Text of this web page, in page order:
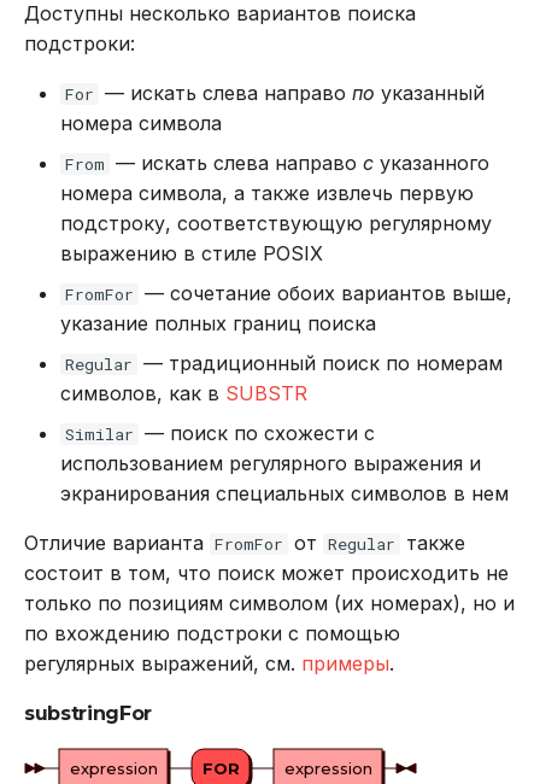
в Oracle Weblogic
Использование журнала
аудита
Рекомендации по
сайзингу
Настройка Systemd
Устранение неполадок
DROP INDEX
DROP PLUGIN
DROP ROLE
DROP TABLE
DROP USER
EXPLAIN
GRANT
INSERT
TRUNCATE TABLE
Доступны несколько вариантов поиска
подстроки:
For — искать слева направо по указанный
номера символа
From — искать слева направо с указанного
номера символа, а также извлечь первую
подстроку, соответствующую регулярному
выражению в стиле POSIX
FromFor — сочетание обоих вариантов выше,
указание полных границ поиска
Regular — традиционный поиск по номерам
символов, как в SUBSTR
Similar — поиск по схожести c
использованием регулярного выражения и
экранирования специальных символов в нем
Отличие варианта FromFor от Regular
также
состоит в том, что поиск может происходить не
только по позициям символом (их номерах), но и
по вхождению подстроки с помощью
регулярных выражений, см. примеры.
substringFor
expression FOR expression